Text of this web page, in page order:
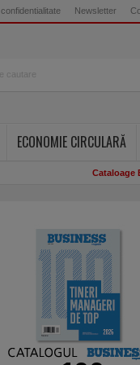
Newsletter
ECONOMIE CIRCULARĂ
Cataloage
maşini,
de